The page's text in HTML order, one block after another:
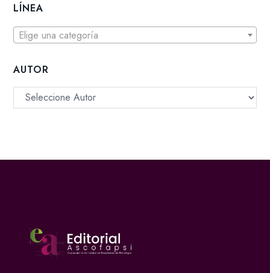
LÍNEA
Elige una categoría
AUTOR